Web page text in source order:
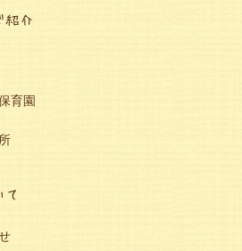
紹介
育園